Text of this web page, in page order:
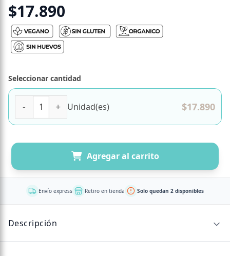
$17.890
Seleccionar cantidad
Unidad(es) $17.890
Agregar al carrito
Envío express Retiro en tienda Solo quedan 2 disponibles
Descripción